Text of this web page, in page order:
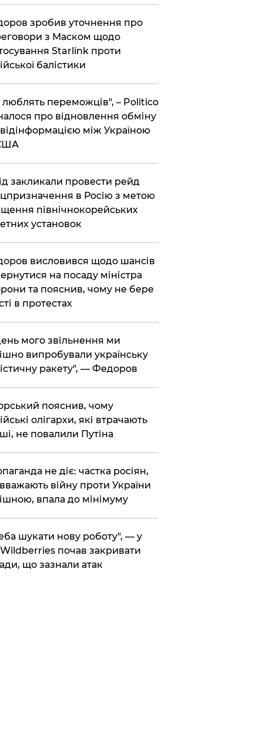
зробив уточнення про
з Маском щодо
Starlink проти
балістики
люблять переможців", – Politico
про відновлення обміну
між Україною
закликали провести рейд
в Росію з метою
північнокорейських
установок
висловився щодо шансів
на посаду міністра
та пояснив, чому не бере
в протестах
мого звільнення ми
випробували українську
ракету", — Федоров
пояснив, чому
олігархи, які втрачають
не повалили Путіна
не діє: частка росіян,
війну проти України
впала до мінімуму
шукати нову роботу", — у
почав закривати
що зазнали атак